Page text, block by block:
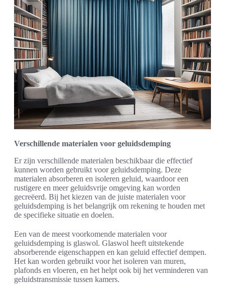
Verschillende materialen voor geluidsdemping
Er zijn verschillende materialen beschikbaar die effectief
kunnen worden gebruikt voor geluidsdemping. Deze
materialen absorberen en isoleren geluid, waardoor een
rustigere en meer geluidsvrije omgeving kan worden
gecreëerd. Bij het kiezen van de juiste materialen voor
geluidsdemping is het belangrijk om rekening te houden met
de specifieke situatie en doelen.
Een van de meest voorkomende materialen voor
geluidsdemping is glaswol. Glaswol heeft uitstekende
absorberende eigenschappen en kan geluid effectief dempen.
Het kan worden gebruikt voor het isoleren van muren,
plafonds en vloeren, en het helpt ook bij het verminderen van
geluidstransmissie tussen kamers.